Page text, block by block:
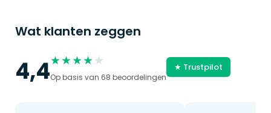
Wat klanten zeggen
4,4★★★★★
Op basis van 68 beoordelingen
★ Trustpilot